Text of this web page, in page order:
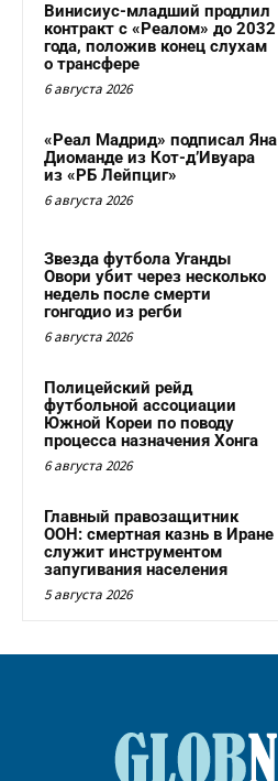
Винисиус-младший продлил
контракт с «Реалом» до 2032
года, положив конец слухам
о трансфере
6 августа 2026
«Реал Мадрид» подписал Яна
Диоманде из Кот-д’Ивуара
из «РБ Лейпциг»
6 августа 2026
Звезда футбола Уганды
Овори убит через несколько
недель после смерти
гонгодио из регби
6 августа 2026
Полицейский рейд
футбольной ассоциации
Южной Кореи по поводу
процесса назначения Хонга
6 августа 2026
Главный правозащитник
ООН: смертная казнь в Иране
служит инструментом
запугивания населения
5 августа 2026